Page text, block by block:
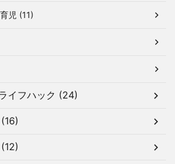
児 (11)
イフハック (24)